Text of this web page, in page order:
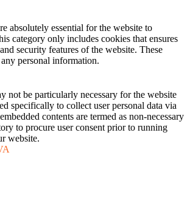
absolutely essential for the website to
category only includes cookies that ensures
security features of the website. These
personal information.
not be particularly necessary for the website
specifically to collect user personal data via
contents are termed as non-necessary
to procure user consent prior to running
website.